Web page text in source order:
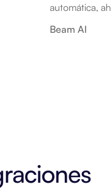
automática,
Beam AI